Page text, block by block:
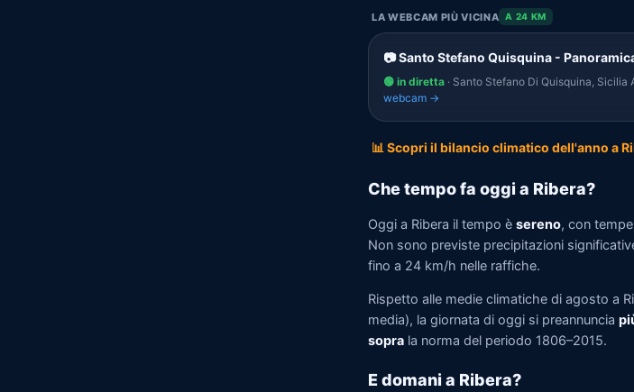
LA WEBCAM PIÙ VICINA A 24 KM
📷 Santo Stefano Quisquina -
🟢 in diretta · Santo Stefano Di Quisquina, Sicilia
webcam →
📊 Scopri il bilancio climatico dell'anno a
Che tempo fa oggi a Ribera?
Oggi a Ribera il tempo è sereno, con
Non sono previste precipitazioni
fino a 24 km/h nelle raffiche.
Rispetto alle medie climatiche di agosto a
media), la giornata di oggi si preannuncia
sopra la norma del periodo 1806–2015.
E domani a Ribera?